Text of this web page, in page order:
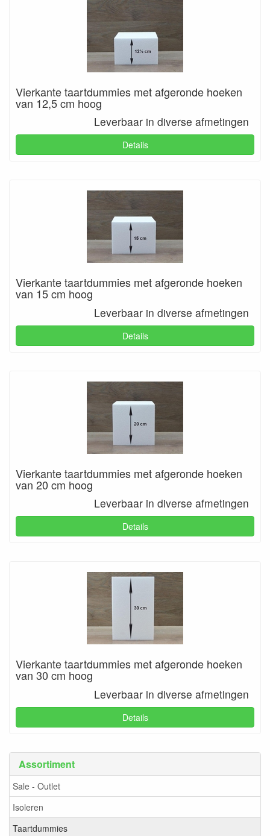
Assortiment
Sale - Outlet
Isoleren
Taartdummies
Vierkante taartdummies met afgeronde hoeken
van 12,5 cm hoog
Leverbaar in diverse afmetingen
Details
Vierkante taartdummies met afgeronde hoeken
van 15 cm hoog
Leverbaar in diverse afmetingen
Details
Vierkante taartdummies met afgeronde hoeken
van 20 cm hoog
Leverbaar in diverse afmetingen
Details
Vierkante taartdummies met afgeronde hoeken
van 30 cm hoog
Leverbaar in diverse afmetingen
Details